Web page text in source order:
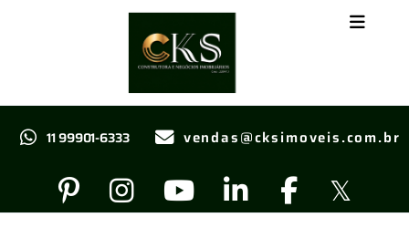
11 99901-6333 vendas@cksimoveis.com.br